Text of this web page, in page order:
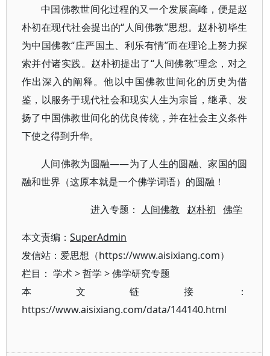
中国佛教世间化过程的又一个发展高峰，便是赵
朴初在现代社会提出的“人间佛教”思想。赵朴初毕生
为中国佛教“庄严国土、利乐有情”而在理论上努力探
索并付诸实践。赵朴初提出了“人间佛教”理念，对之
作出深入的阐释。他以中国佛教世间化的历史为借
鉴，以服务于现代社会和现实人生为宗旨，继承、发
扬了中国佛教世间化的优良传统，并在社会主义条件
下使之得到升华。
人间佛教为圆融——为了人生的圆融、家国的圆
融和世界（这原本就是一个佛学词语）的圆融！
进入专题： 人间佛教 赵朴初 佛学
本文责编： SuperAdmin
发信站：爱思想（https://www.aisixiang.com）
栏目： 学术>哲学 >佛学研究专题
本文链接：
https://www.aisixiang.com/data/144140.html